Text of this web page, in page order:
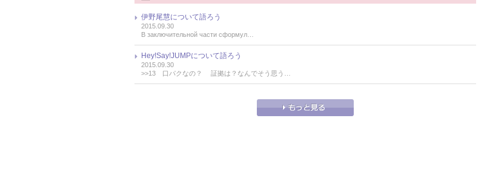
伊野尾慧について語ろう
2015.09.30
В заключительной части сформул…
Hey!Say!JUMPについて語ろう
2015.09.30
>>13 口パクなの？ 証拠は？なんでそう思う…